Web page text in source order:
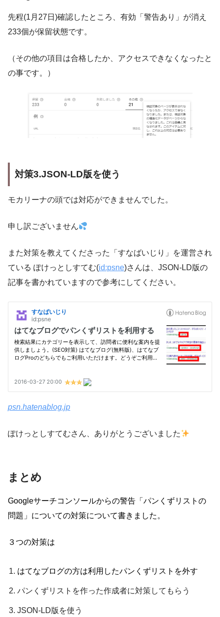
先程(1月27日)確認したところ、有効「警告あり」が消え
233個が保留状態です。
（その他の項目は合格したか、アクセスできなくなったと
の事です。）
対策3.JSON-LD版を使う
モカリーナの頭では対応ができませんでした。
申し訳ございません
また対策を教えてくださった「すなばいじり」を運営され
ている ぽけっとしすてむ(id:psne)さんは、JSON-LD版の
記事を書かれていますので参考にしてください。
psn.hatenablog.jp
ぽけっとしすてむさん、ありがとうございました
まとめ
Googleサーチコンソールからの警告「パンくずリストの
問題」についての対策について書きました。
３つの対策は
はてなブログの方は利用したパンくずリストを外す
パンくずリストを作った作成者に対策してもらう
JSON-LD版を使う